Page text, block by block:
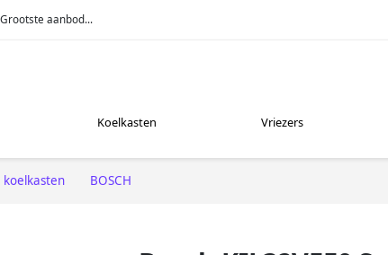
Grootste aanbod...
Koelkasten Vriezers
BOSCH